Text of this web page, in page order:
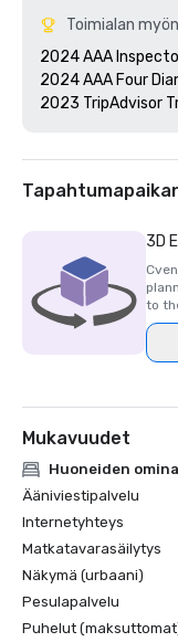
Toimialan
2024 AAA
2024 AAA Four
2023 TripAdvisor
3D
to
Mukavuudet
Huoneiden
Ääniviestipalvelu
Internetyhteys
Matkatavarasäilytys
Näkymä (urbaani)
Pesulapalvelu
Puhelut